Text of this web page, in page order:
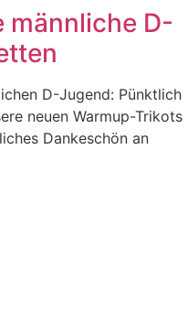
männliche D-
D-Jugend: Pünktlich
neuen Warmup-Trikots
Dankeschön an